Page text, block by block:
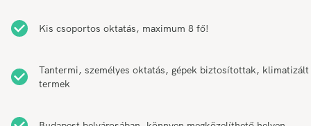
Kis csoportos oktatás, maximum 8 fő!
Tantermi, személyes oktatás, gépek biztosítottak, klimatizált
termek